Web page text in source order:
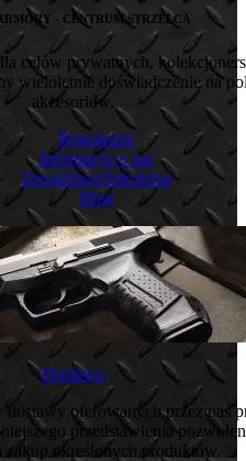
- CENTRUM STRZELCA
celów prywatnych,
wieloletnie doświadczenie na
akcesoriów.
Regulamin
Informacje o nas
Doradztwo/Szkolenia
Blog
Dostawa
dostawy oferowanych przez nas
przedstawienia
zakup określonych produktów.